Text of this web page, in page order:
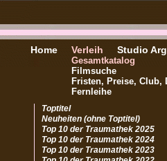
Home Verleih
Gesamtkatalog
Filmsuche
Fristen, Preise, Club,
Fernleihe
Studio
Toptitel
Neuheiten (ohne Toptitel)
Top 10 der Traumathek 2025
Top 10 der Traumathek 2024
Top 10 der Traumathek 2023